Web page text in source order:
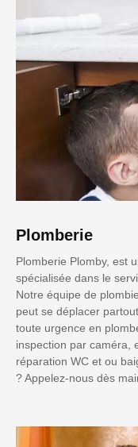
Plomberie
Plomberie Plomby, est
spécialisée dans le
Notre équipe de
peut se déplacer
toute urgence en
inspection par caméra,
réparation WC et ou
? Appelez-nous dès